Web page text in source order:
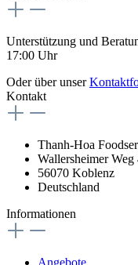
Unterstützung und
17:00 Uhr
Oder über unser
Kontakt
Thanh-Hoa
Wallersheimer Weg
56070 Koblenz
Deutschland
Informationen
Angebote